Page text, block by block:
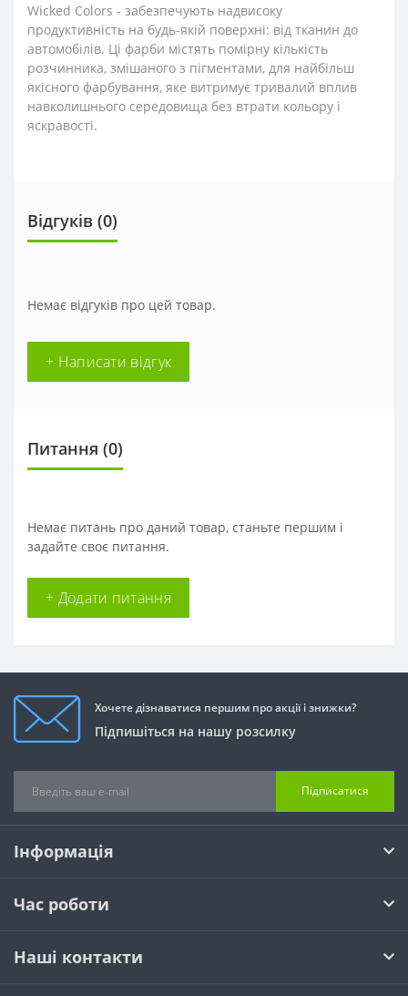
Wicked Colors - забезпечують надвисоку
продуктивність на будь-якій поверхні: від тканин до
автомобілів. Ці фарби містять помірну кількість
розчинника, змішаного з пігментами, для найбільш
якісного фарбування, яке витримує тривалий вплив
навколишнього середовища без втрати кольору і
яскравості.
Відгуків (0)
Немає відгуків про цей товар.
+ Написати відгук
Питання (0)
Немає питань про даний товар, станьте першим і
задайте своє питання.
+ Додати питання
Хочете дізнаватися першим про акції і знижки?
Підпишіться на нашу розсилку
Підписатися
Інформація
Час роботи
Наші контакти